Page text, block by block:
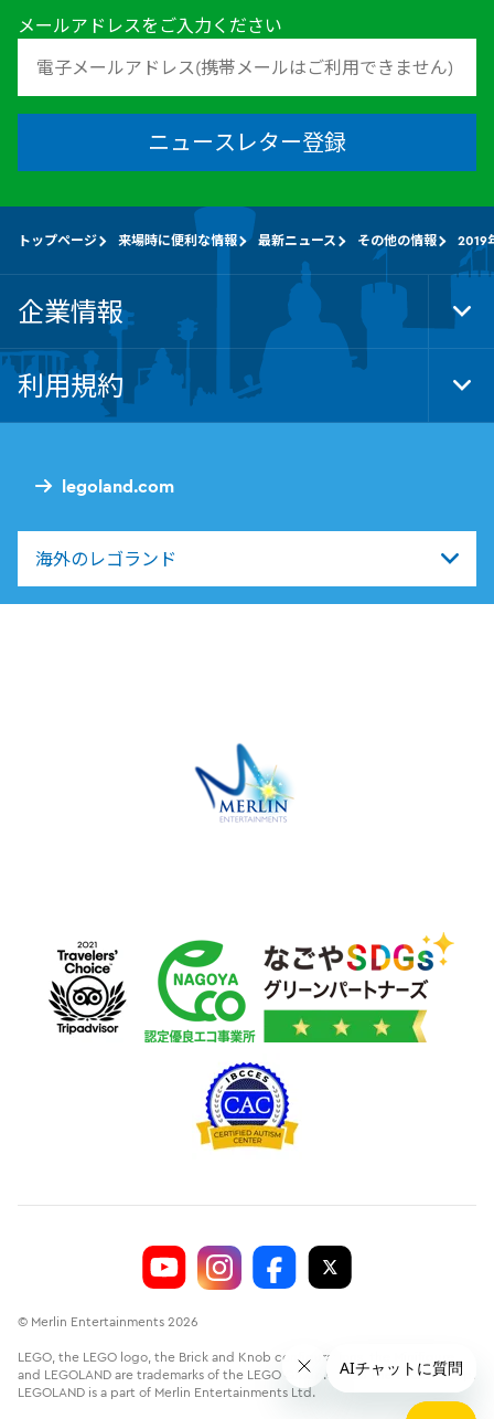
メールアドレスをご入力ください
ニュースレター登録
legoland.com
海外のレゴランド
トップページ 来場時に便利な情報 最新ニュース その他の情報 2019
企業情報
利用規約
© Merlin Entertainments 2026
LEGO, the LEGO logo, the Brick and Knob configurations, the Minifigure
and LEGOLAND are trademarks of the LEGO Group.©2026 The LEGO Group.
LEGOLAND is a part of Merlin Entertainments Ltd.